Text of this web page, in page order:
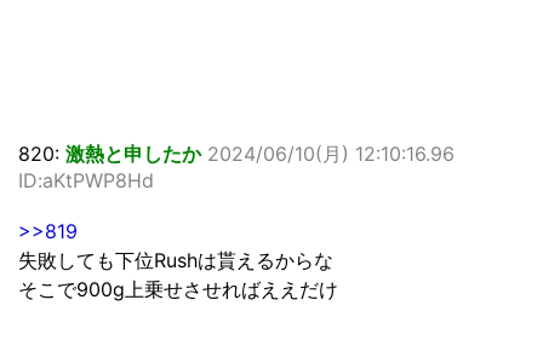
820: 激熱と申したか 2024/06/10(月) 12:10:16.96
ID:aKtPWP8Hd
>>819
失敗しても下位Rushは貰えるからな
そこで900g上乗せさせればええだけ